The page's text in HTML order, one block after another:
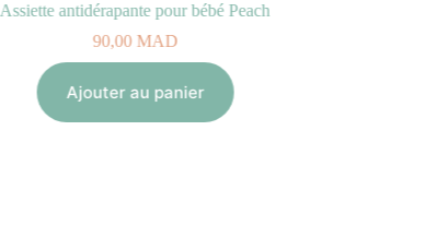
Assiette antidérapante pour bébé Peach
90,00MAD
Ajouter au panier